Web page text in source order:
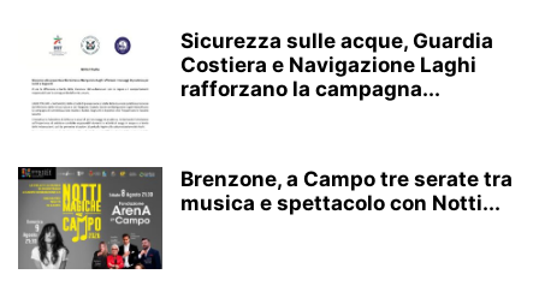
Sicurezza sulle acque, Guardia
Costiera e Navigazione Laghi
rafforzano la campagna...
Brenzone, a Campo tre serate tra
musica e spettacolo con Notti...